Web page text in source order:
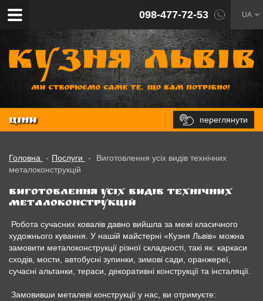
UA
098-477-72-53
ЦІНИ переглянути
Головна - Послуги -
Виготовлення усіх видів технічних
металоконструкцій
Виготовлення усіх видів технічних
металоконструкцій
Робота сучасних ковалів давно вийшла за межі класичного
художнього кування. У нашій майстерні «Кузня Львів» можна
замовити металоконструкції різної складності, такі як: каркаси
сходів, мости, автобусні зупинки, зимові сади, оранжереї,
сучасні альтанки, тераси, декоративні конструкції та інсталяції.
Замовивши металеві конструкції у нас, ви отримуєте: